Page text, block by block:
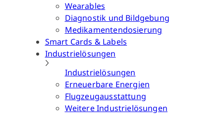
Wearables
Diagnostik und Bildgebung
Medikamentendosierung
Smart Cards & Labels
Industrielösungen
Industrielösungen
Erneuerbare Energien
Flugzeugausstattung
Weitere Industrielösungen